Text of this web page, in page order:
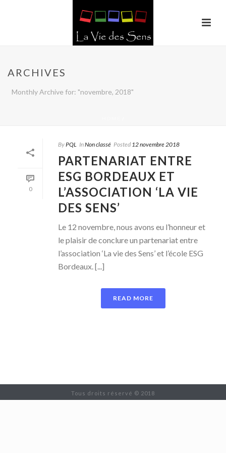
ARCHIVES
Monthly Archive for: "novembre, 2018"
0
ByPQL InNon classé Posted 12 novembre 2018
PARTENARIAT ENTRE
ESG BORDEAUX ET
L’ASSOCIATION ‘LA VIE
DES SENS’
Le 12 novembre, nous avons eu l’honneur et
le plaisir de conclure un partenariat entre
l’association ‘La vie des Sens’ et l’école ESG
Bordeaux. [...]
READ MORE
Tous droits réservé © 2018